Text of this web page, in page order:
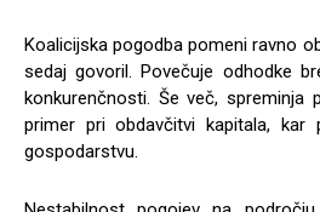
Koalicijska pogodba pomeni ravno
sedaj govoril. Povečuje odhodke
konkurenčnosti. Še več, spreminja
primer pri obdavčitvi kapitala, kar
gospodarstvu.